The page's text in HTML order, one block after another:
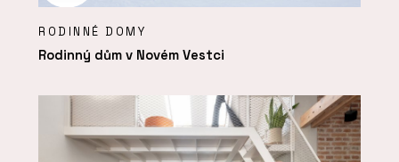
RODINNÉ DOMY
Rodinný dům v Novém Vestci